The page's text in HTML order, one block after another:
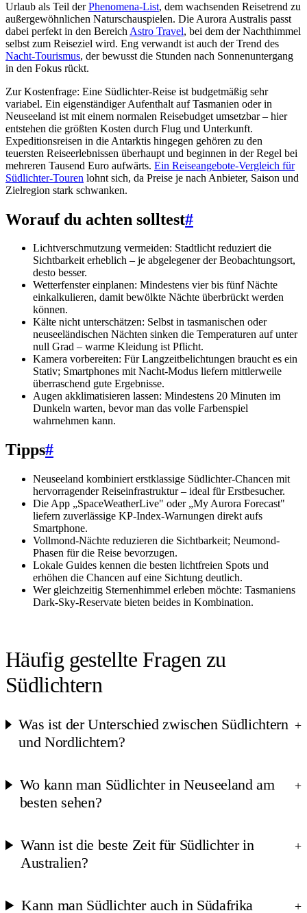
Urlaub als Teil derPhenomena-List, dem wachsenden Reisetrend zu
außergewöhnlichen Naturschauspielen. Die Aurora Australis passt
dabei perfekt in den Bereich Astro Travel, bei dem der Nachthimmel
selbst zum Reiseziel wird. Eng verwandt ist auch der Trend des
Nacht-Tourismus, der bewusst die Stunden nach Sonnenuntergang
in den Fokus rückt.
Zur Kostenfrage: Eine Südlichter-Reise ist budgetmäßig sehr
variabel. Ein eigenständiger Aufenthalt auf Tasmanien oder in
Neuseeland ist mit einem normalen Reisebudget umsetzbar – hier
entstehen die größten Kosten durch Flug und Unterkunft.
Expeditionsreisen in die Antarktis hingegen gehören zu den
teuersten Reiseerlebnissen überhaupt und beginnen in der Regel bei
mehreren Tausend Euro aufwärts. Ein Reiseangebote-Vergleich für
Südlichter-Touren lohnt sich, da Preise je nach Anbieter, Saison und
Zielregion stark schwanken.
Worauf du achten solltest#
Lichtverschmutzung vermeiden: Stadtlicht reduziert die
Sichtbarkeit erheblich – je abgelegener der Beobachtungsort,
desto besser.
Wetterfenster einplanen: Mindestens vier bis fünf Nächte
einkalkulieren, damit bewölkte Nächte überbrückt werden
können.
Kälte nicht unterschätzen: Selbst in tasmanischen oder
neuseeländischen Nächten sinken die Temperaturen auf unter
null Grad – warme Kleidung ist Pflicht.
Kamera vorbereiten: Für Langzeitbelichtungen braucht es ein
Stativ; Smartphones mit Nacht-Modus liefern mittlerweile
überraschend gute Ergebnisse.
Augen akklimatisieren lassen: Mindestens 20 Minuten im
Dunkeln warten, bevor man das volle Farbenspiel
wahrnehmen kann.
Tipps#
Neuseeland kombiniert erstklassige Südlichter-Chancen mit
hervorragender Reiseinfrastruktur – ideal für Erstbesucher.
Die App „SpaceWeatherLive" oder „My Aurora Forecast"
liefern zuverlässige KP-Index-Warnungen direkt aufs
Smartphone.
Vollmond-Nächte reduzieren die Sichtbarkeit; Neumond-
Phasen für die Reise bevorzugen.
Lokale Guides kennen die besten lichtfreien Spots und
erhöhen die Chancen auf eine Sichtung deutlich.
Wer gleichzeitig Sternenhimmel erleben möchte: Tasmaniens
Dark-Sky-Reservate bieten beides in Kombination.
Häufig gestellte Fragen zu
Südlichtern
Was ist der Unterschied zwischen Südlichtern
und Nordlichtern?
+
Wo kann man Südlichter in Neuseeland am
besten sehen?
+
Wann ist die beste Zeit für Südlichter in
Australien?
+
Kann man Südlichter auch in Südafrika +